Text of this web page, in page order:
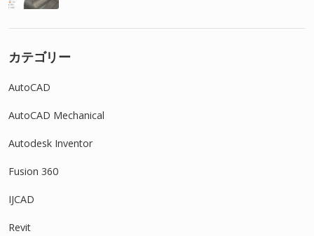
カテゴリー
AutoCAD
AutoCAD Mechanical
Autodesk Inventor
Fusion 360
IJCAD
Revit